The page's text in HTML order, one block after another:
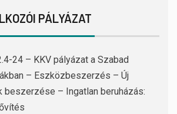
PÁLYÁZAT
24 – KKV pályázat a Szabad
– Eszközbeszerzés – Új
beszerzése – Ingatlan beruházás: